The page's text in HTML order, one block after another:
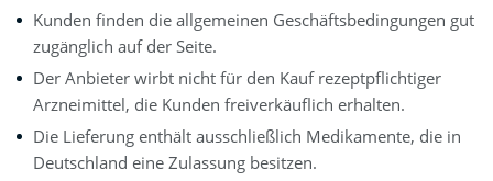
Kunden finden die allgemeinen Geschäftsbedingungen gut
zugänglich auf der Seite.
Der Anbieter wirbt nicht für den Kauf rezeptpflichtiger
Arzneimittel, die Kunden freiverkäuflich erhalten.
Die Lieferung enthält ausschließlich Medikamente, die in
Deutschland eine Zulassung besitzen.